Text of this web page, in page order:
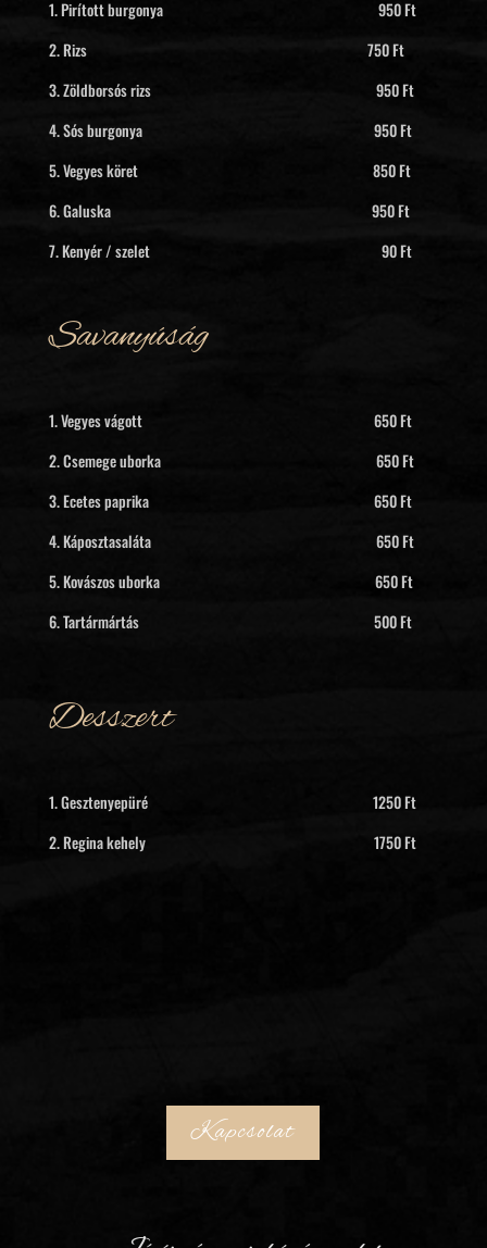
1. Pirított burgonya 950 Ft
2. Rizs 750 Ft
3. Zöldborsós rizs 950 Ft
4. Sós burgonya 950 Ft
5. Vegyes köret 850 Ft
6. Galuska 950 Ft
7. Kenyér / szelet 90 Ft
Savanyúság
1. Vegyes vágott 650 Ft
2. Csemege uborka 650 Ft
3. Ecetes paprika 650 Ft
4. Káposztasaláta 650 Ft
5. Kovászos uborka 650 Ft
6. Tartármártás 500 Ft
Desszert
1. Gesztenyepüré 1250 Ft
2. Regina kehely 1750 Ft
Kapcsolat